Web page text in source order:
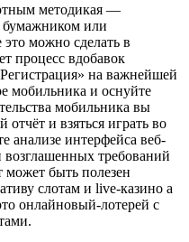
методикая —
бумажником или
можно сделать в
процесс вдобавок
на важнейшей
мобильника и оснуйте
мобильника вы
и взяться играть во
анализе интерфейса веб-
требований
может быть полезен
слотам и live-казино а
онлайновый-лотерей с